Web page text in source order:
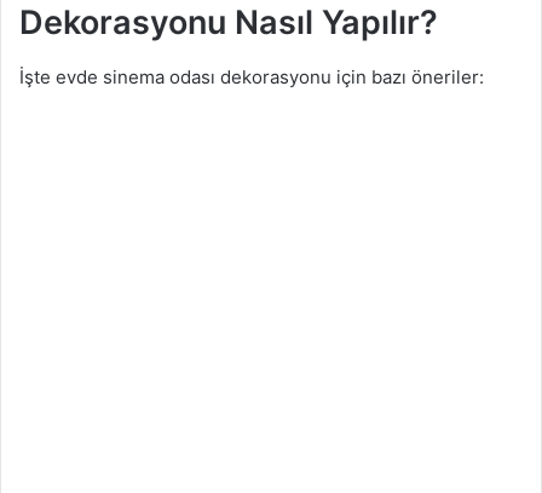
Dekorasyonu Nasıl Yapılır?
İşte evde sinema odası dekorasyonu için bazı öneriler: